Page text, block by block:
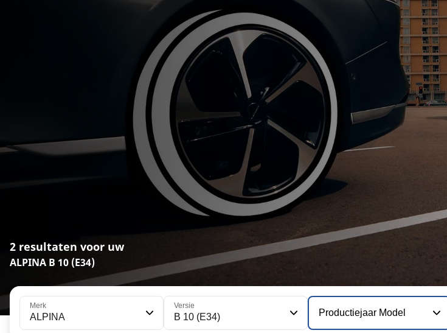
2 resultaten voor uw
ALPINA B 10 (E34)
Merk
ALPINA
Versie
B 10 (E34) Productiejaar Model